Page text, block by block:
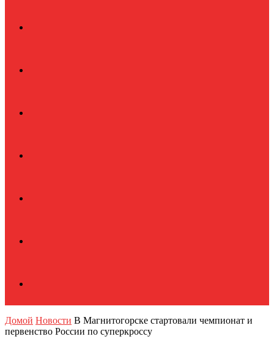
Домой Новости В Магнитогорске стартовали чемпионат и
первенство России по суперкроссу